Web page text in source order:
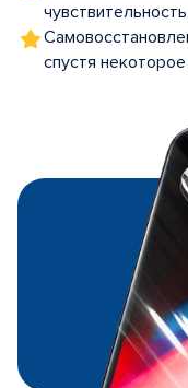
спустя